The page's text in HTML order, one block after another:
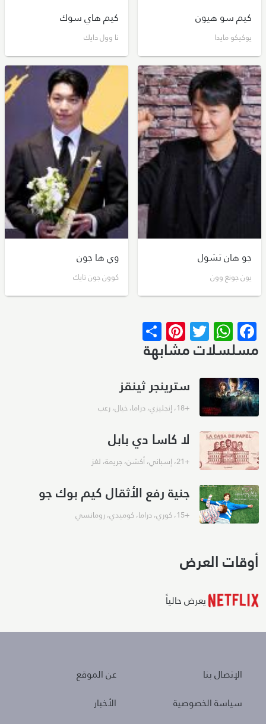
كيم سو هيون
يوكيكو مايدا
كيم هاي سوك
نا وول دايك
جو هان تشول
يون جونغ وون
وي ها جون
كوون جون تايك
Facebook
WhatsApp
Twitter
Pinterest
مسلسلات مشابهة
سترينجر ثينقز
+18 ،إنجليزي،دراما،خيال، رعب
لا كاسا دي بابل
+21 ،إسباني،أكشن،جريمة، لغز
جنية رفع الأثقال كيم بوك جو
+15 ، كوري،دراما، كوميدي، رومانسي
أوقات العرض
يعرض حالياً
Policies
الإتصال بنا
سياسة الخصوصية
About
عن الموقع
الأخبار